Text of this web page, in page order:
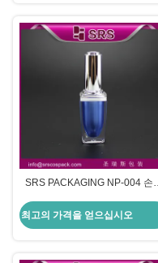
SRS PACKAGING NP-004 손톱
최고의 가격을 얻으십시오